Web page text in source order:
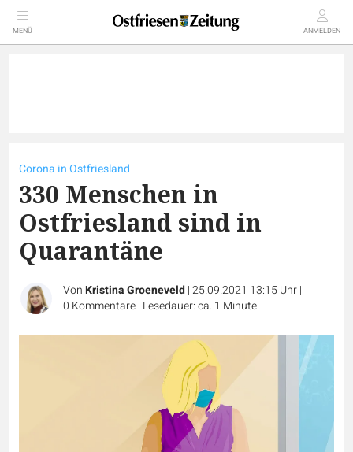
MENÜ ANMELDEN
Corona in Ostfriesland
330 Menschen in
Ostfriesland sind in
Quarantäne
VonKristina Groeneveld|25.09.2021 13:15 Uhr|
0 Kommentare| Lesedauer: ca. 1 Minute